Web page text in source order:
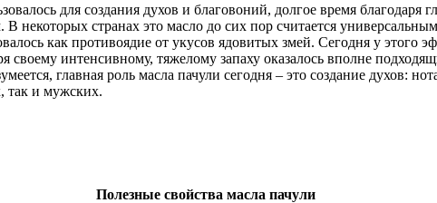
для создания духов и благовоний, долгое время
В некоторых странах это масло до сих пор считается
как противоядие от укусов ядовитых змей. Сегодня у этого
своему интенсивному, тяжелому запаху оказалось вполне
главная роль масла пачули сегодня – это создание духов:
так и мужских.
Полезные свойства масла пачули